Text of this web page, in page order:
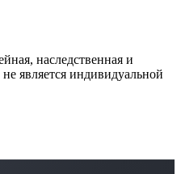
наследственная и
является индивидуальной